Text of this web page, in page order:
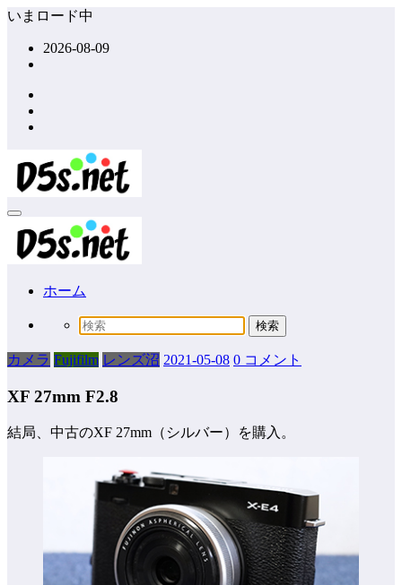
コ
ッ
プ
いまロード中
2026-08-09
ホーム
カメラ Fujifilm レンズ沼 2021-05-08 0 コメント
XF 27mm F2.8
結局、中古のXF 27mm（シルバー）を購入。